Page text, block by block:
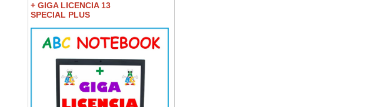
+ GIGA LICENCIA 13
SPECIAL PLUS